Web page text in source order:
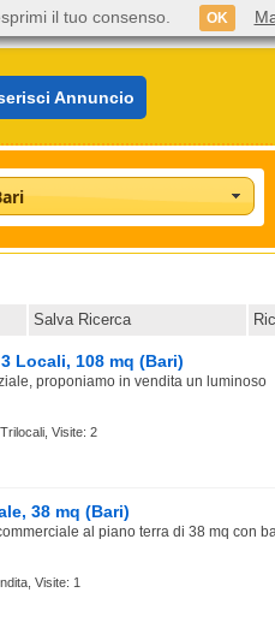
Annuncio
Salva Ricerca
Locali, 108 mq (Bari)
proponiamo in vendita un luminoso
Visite: 2
38 mq (Bari)
al piano terra di 38 mq con
Visite: 1
il tuo consenso. OK